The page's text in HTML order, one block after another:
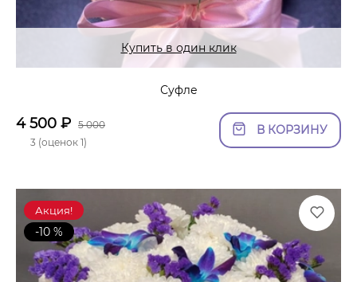
Купить в один клик
Суфле
4 500 ₽ 5 000
3 (оценок 1)
В КОРЗИНУ
Акция!
-10 %